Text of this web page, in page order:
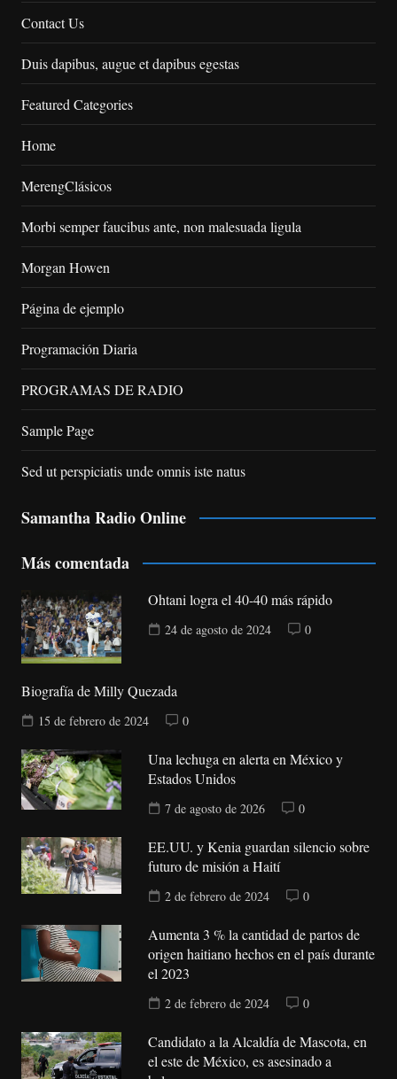
Contact Us
Duis dapibus, augue et dapibus egestas
Featured Categories
Home
MerengClásicos
Morbi semper faucibus ante, non malesuada ligula
Morgan Howen
Página de ejemplo
Programación Diaria
PROGRAMAS DE RADIO
Sample Page
Sed ut perspiciatis unde omnis iste natus
Samantha Radio Online
Más comentada
Ohtani logra el 40-40 más rápido
24 de agosto de 2024 0
Biografía de Milly Quezada
15 de febrero de 2024 0
Una lechuga en alerta en México y
Estados Unidos
7 de agosto de 2026 0
EE.UU. y Kenia guardan silencio sobre
futuro de misión a Haití
2 de febrero de 2024 0
Aumenta 3 % la cantidad de partos de
origen haitiano hechos en el país durante
el 2023
2 de febrero de 2024 0
Candidato a la Alcaldía de Mascota, en
el este de México, es asesinado a